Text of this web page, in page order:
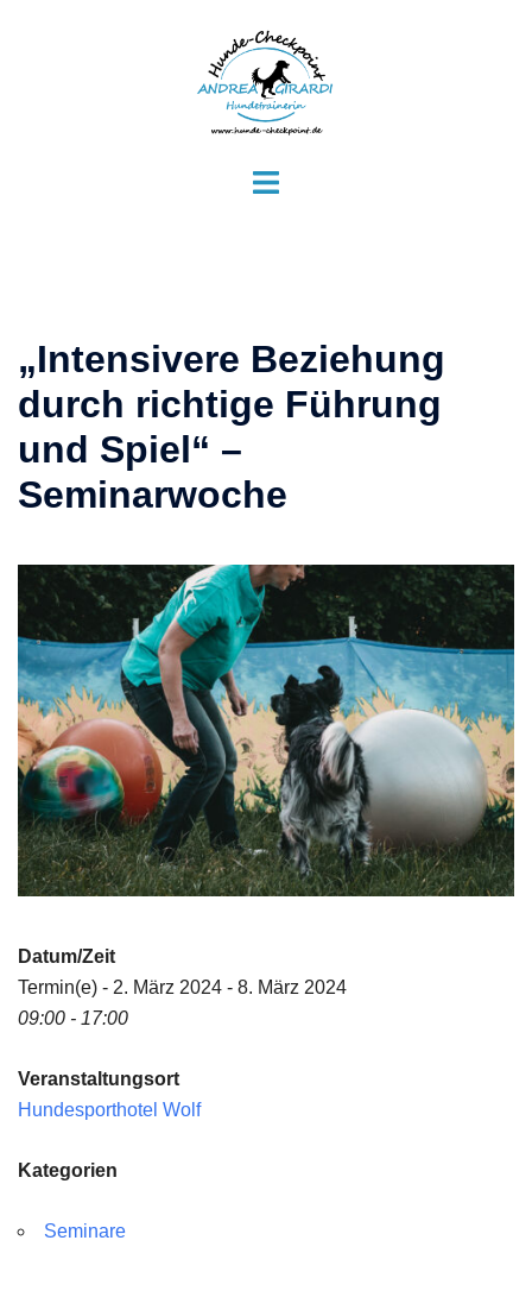
Menü
„Intensivere Beziehung
durch richtige Führung
und Spiel“ –
Seminarwoche
Datum/Zeit
Termin(e) - 2. März 2024 - 8. März 2024
09:00 - 17:00
Veranstaltungsort
Hundesporthotel Wolf
Kategorien
Seminare